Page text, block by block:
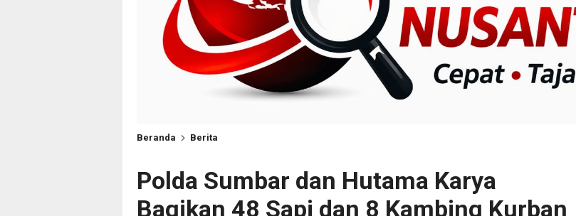
Beranda Berita
Polda Sumbar dan Hutama Karya
Bagikan 48 Sapi dan 8 Kambing Kurban